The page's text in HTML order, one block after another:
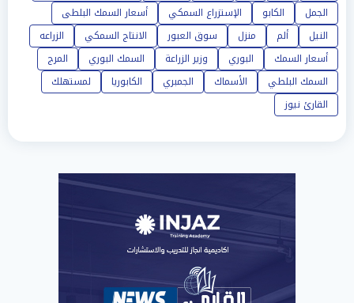
الجمل
الكابو الإستزراع السمكي
أسعار السمك البلطى
النيل
ألم منزل سوق العبور الانتاج السمكي
الزراعه
أسعار السمك
البوري وزير الزراعة السمك البوري
المرج
السمك البلطي
الأسماك الجمبري الكابوريا
لمستهلك
القارئ نيوز